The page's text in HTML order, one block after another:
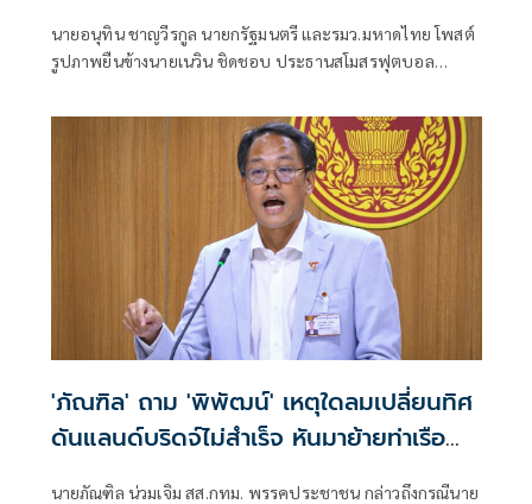
นายอนุทิน ชาญวีรกูล นายกรัฐมนตรี และรมว.มหาดไทย โพสต์
รูปภาพยืนข้างนายเนวิน ชิดชอบ ประธานสโมสรฟุตบอล
'ภัณฑิล' ถาม 'พิพัฒน์' เหตุใดลมเปลี่ยนทิศ
ดันแลนด์บริดจ์ไม่สำเร็จ หันมาย้ายท่าเรือ
นายภัณฑิล น่วมเจิม สส.กทม. พรรคประชาชน กล่าวถึงกรณีนาย